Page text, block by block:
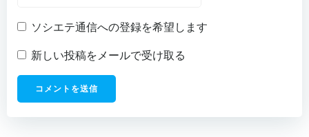
ソシエテ通信への登録を希望します
新しい投稿をメールで受け取る